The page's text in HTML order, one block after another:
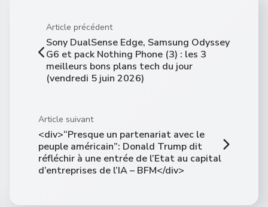
Article précédent
Sony DualSense Edge, Samsung Odyssey
G6 et pack Nothing Phone (3) : les 3
meilleurs bons plans tech du jour
(vendredi 5 juin 2026)
Article suivant
<div>“Presque un partenariat avec le
peuple américain”: Donald Trump dit
réfléchir à une entrée de l’Etat au capital
d’entreprises de l’IA – BFM</div>